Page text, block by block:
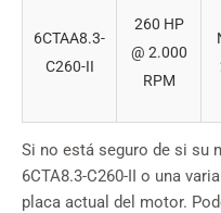
6CTAA8.3-
C260-II
260 HP
@ 2.000
RPM
Si no está seguro de si su
6CTA8.3-C260-II o una
placa actual del motor.